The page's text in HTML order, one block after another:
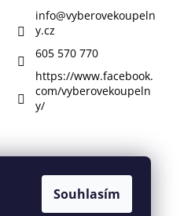
Souhlasím
info@vyberovekoupeln
y.cz
605 570 770
https://www.facebook.
com/vyberovekoupeln
y/